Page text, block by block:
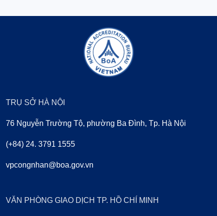
TRỤ SỞ HÀ NỘI
76 Nguyễn Trường Tộ, phường Ba Đình, Tp. Hà Nội
(+84) 24. 3791 1555
vpcongnhan@boa.gov.vn
VĂN PHÒNG GIAO DỊCH TP. HỒ CHÍ MINH